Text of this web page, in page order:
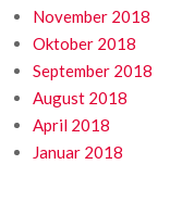
November 2018
Oktober 2018
September 2018
August 2018
April 2018
Januar 2018